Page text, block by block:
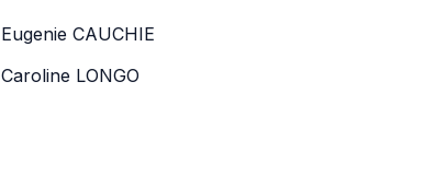
Eugenie CAUCHIE
Caroline LONGO